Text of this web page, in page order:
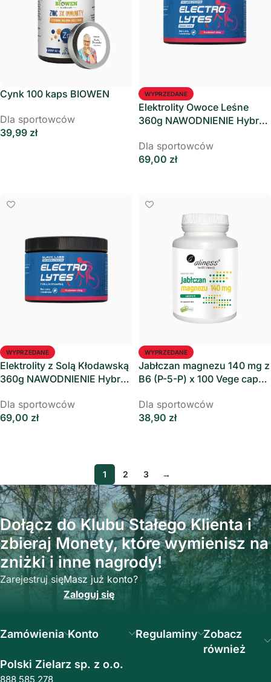
Cynk 100 kaps BIOWEN
Dla sportowców
39,99 zł
WYPRZEDANE
Elektrolity Owoce Leśne
360g NAWODNIENIE Hybryd
Dla sportowców
69,00 zł
WYPRZEDANE
Elektrolity z Solą Kłodawską
360g NAWODNIENIE Hybryd
Dla sportowców
69,00 zł
WYPRZEDANE
Jabłczan magnezu 140 mg z
B6 (P-5-P) x 100 Vege caps –
Dla sportowców
38,90 zł
1 2 3 →
Dołącz do Klubu Stałego Klienta i
zbieraj Monety, które wymienisz na
zniżki i inne nagrody!
Zarejestruj sięMasz już konto?
Zaloguj się
Zamówienia Konto Regulaminy Zobacz
również
Polski Zielarz sp. z o.o.
888 585 278